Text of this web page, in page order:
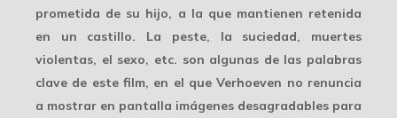
prometida de su hijo, a la que mantienen retenida
en un castillo. La peste, la suciedad, muertes
violentas, el sexo, etc. son algunas de las palabras
clave de este film, en el que Verhoeven no renuncia
a mostrar en pantalla imágenes desagradables para